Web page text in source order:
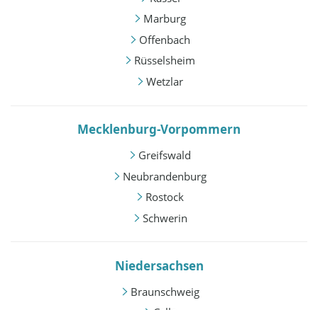
Marburg
Offenbach
Rüsselsheim
Wetzlar
Mecklenburg-Vorpommern
Greifswald
Neubrandenburg
Rostock
Schwerin
Niedersachsen
Braunschweig